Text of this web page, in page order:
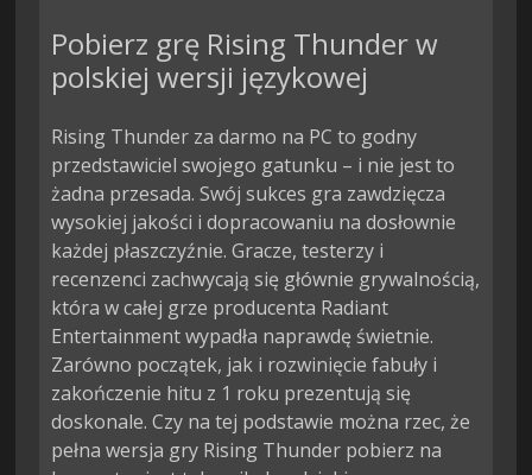
Pobierz grę Rising Thunder w
polskiej wersji językowej
Rising Thunder za darmo na PC to godny
przedstawiciel swojego gatunku – i nie jest to
żadna przesada. Swój sukces gra zawdzięcza
wysokiej jakości i dopracowaniu na dosłownie
każdej płaszczyźnie. Gracze, testerzy i
recenzenci zachwycają się głównie grywalnością,
która w całej grze producenta Radiant
Entertainment wypadła naprawdę świetnie.
Zarówno początek, jak i rozwinięcie fabuły i
zakończenie hitu z 1 roku prezentują się
doskonale. Czy na tej podstawie można rzec, że
pełna wersja gry Rising Thunder pobierz na